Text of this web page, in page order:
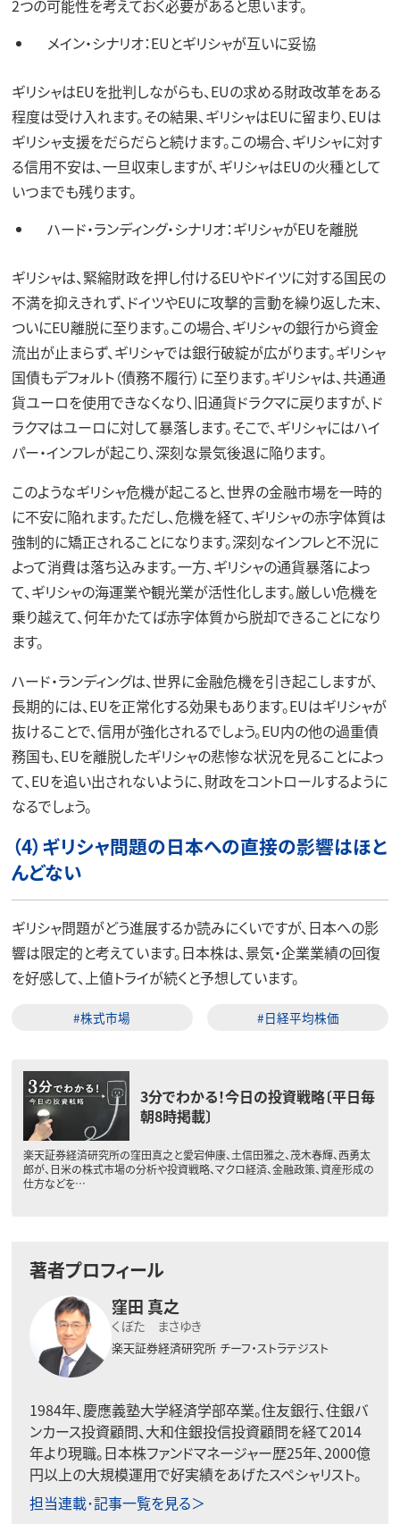
2つの可能性を考えておく必要があると思います。
メイン・シナリオ：EUとギリシャが互いに妥協
ギリシャはEUを批判しながらも、EUの求める財政改革をある
程度は受け入れます。その結果、ギリシャはEUに留まり、EUは
ギリシャ支援をだらだらと続けます。この場合、ギリシャに対す
る信用不安は、一旦収束しますが、ギリシャはEUの火種として
いつまでも残ります。
ハード・ランディング・シナリオ：ギリシャがEUを離脱
ギリシャは、緊縮財政を押し付けるEUやドイツに対する国民の
不満を抑えきれず、ドイツやEUに攻撃的言動を繰り返した末、
ついにEU離脱に至ります。この場合、ギリシャの銀行から資金
流出が止まらず、ギリシャでは銀行破綻が広がります。ギリシャ
国債もデフォルト（債務不履行）に至ります。ギリシャは、共通通
貨ユーロを使用できなくなり、旧通貨ドラクマに戻りますが、ド
ラクマはユーロに対して暴落します。そこで、ギリシャにはハイ
パー・インフレが起こり、深刻な景気後退に陥ります。
このようなギリシャ危機が起こると、世界の金融市場を一時的
に不安に陥れます。ただし、危機を経て、ギリシャの赤字体質は
強制的に矯正されることになります。深刻なインフレと不況に
よって消費は落ち込みます。一方、ギリシャの通貨暴落によっ
て、ギリシャの海運業や観光業が活性化します。厳しい危機を
乗り越えて、何年かたてば赤字体質から脱却できることになり
ます。
ハード・ランディングは、世界に金融危機を引き起こしますが、
長期的には、EUを正常化する効果もあります。EUはギリシャが
抜けることで、信用が強化されるでしょう。EU内の他の過重債
務国も、EUを離脱したギリシャの悲惨な状況を見ることによっ
て、EUを追い出されないように、財政をコントロールするように
なるでしょう。
（4）ギリシャ問題の日本への直接の影響はほと
んどない
ギリシャ問題がどう進展するか読みにくいですが、日本への影
響は限定的と考えています。日本株は、景気・企業業績の回復
を好感して、上値トライが続くと予想しています。
#株式市場 #日経平均株価
3分でわかる！今日の投資戦略〔平日毎
朝8時掲載〕
楽天証券経済研究所の窪田真之と愛宕伸康、土信田雅之、茂木春輝、西勇太
郎が、日米の株式市場の分析や投資戦略、マクロ経済、金融政策、資産形成の
仕方などを…
著者プロフィール
窪田 真之
くぼた まさゆき
楽天証券経済研究所 チーフ・ストラテジスト
1984年、慶應義塾大学経済学部卒業。住友銀行、住銀バ
ンカース投資顧問、大和住銀投信投資顧問を経て2014
年より現職。日本株ファンドマネージャー歴25年、2000億
円以上の大規模運用で好実績をあげたスペシャリスト。
担当連載･記事一覧を見る＞